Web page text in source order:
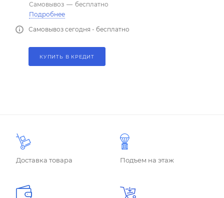
Самовывоз — бесплатно
Подробнее
Самовывоз сегодня - бесплатно
КУПИТЬ В КРЕДИТ
Доставка товара Подъем на этаж